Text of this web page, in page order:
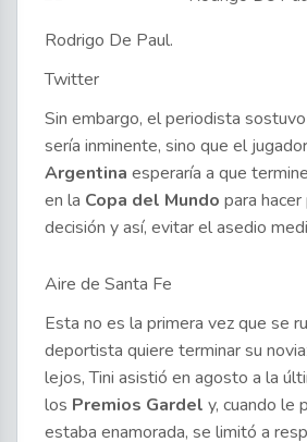
Rodrigo De Paul.
Twitter
Sin embargo, el periodista
sería inminente, sino que el
Argentina esperaría a que
en la Copa del Mundo para
decisión y así, evitar el asedio
Aire de Santa Fe
Esta no es la primera vez que se
deportista quiere terminar su
lejos, Tini asistió en agosto a la
los Premios Gardel y, cuando le
estaba enamorada, se limitó a